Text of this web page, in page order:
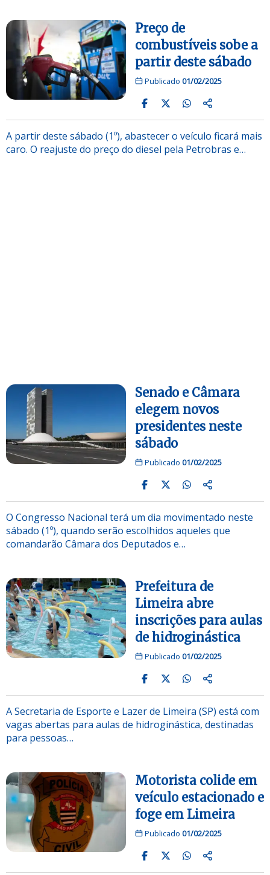
Preço de
combustíveis sobe a
partir deste sábado
Publicado 01/02/2025
A partir deste sábado (1º), abastecer o veículo ficará mais
caro. O reajuste do preço do diesel pela Petrobras e…
Senado e Câmara
elegem novos
presidentes neste
sábado
Publicado 01/02/2025
O Congresso Nacional terá um dia movimentado neste
sábado (1º), quando serão escolhidos aqueles que
comandarão Câmara dos Deputados e…
Prefeitura de
Limeira abre
inscrições para aulas
de hidroginástica
Publicado 01/02/2025
A Secretaria de Esporte e Lazer de Limeira (SP) está com
vagas abertas para aulas de hidroginástica, destinadas
para pessoas…
Motorista colide em
veículo estacionado e
foge em Limeira
Publicado 01/02/2025